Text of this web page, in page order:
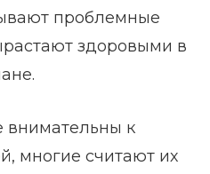
проблемные
здоровыми в
внимательны к
многие считают их